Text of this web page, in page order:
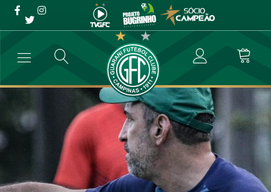
Confira os relacionados
para a partida contra o
Criciúma
→ Futebol Profissional → Confira os relacionados para a partida